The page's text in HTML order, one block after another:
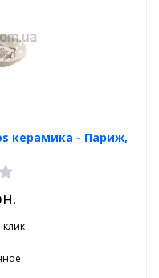
керамика - Париж,
клик